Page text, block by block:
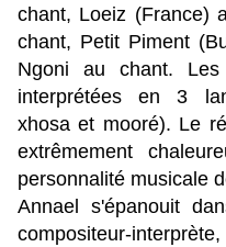
chant, Loeiz (France)
chant, Petit Piment
Ngoni au chant.
interprétées en 3
xhosa et mooré). Le
extrêmement
personnalité musicale
Annael s'épanouit
compositeur-